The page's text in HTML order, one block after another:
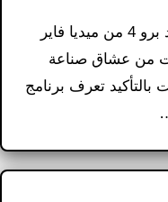
هل تبحث عن تحميل كراك اسيد برو 4 من ميديا فاير
من عشاق صناعة
بالتأكيد تعرف برنامج